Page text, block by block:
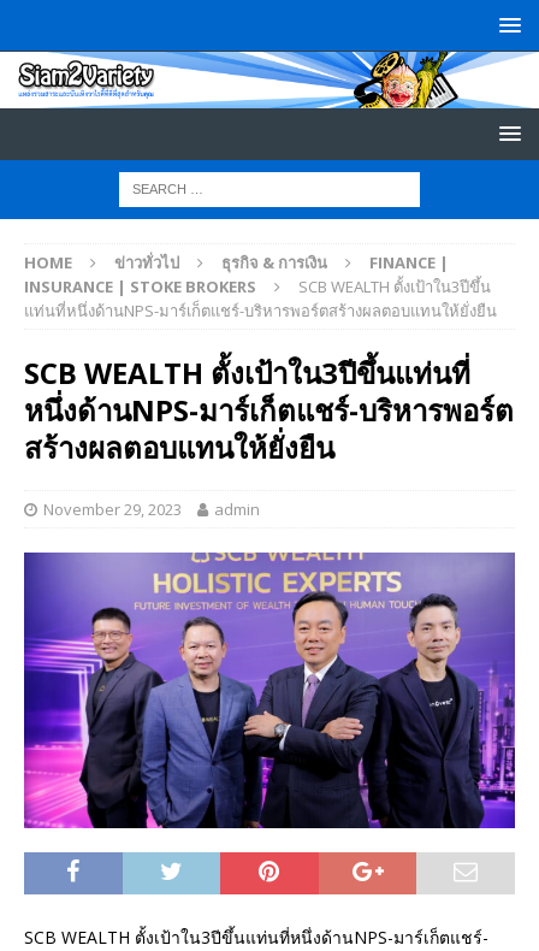
HOME ข่าวทั่วไป ธุรกิจ & การเงิน
FINANCE |
INSURANCE | STOKE BROKERS
SCB WEALTH ตั้งเป้าใน3ปีขึ้น
แท่นที่หนึ่งด้านNPS-มาร์เก็ตแชร์-บริหารพอร์ตสร้างผลตอบแทนให้ยั่งยืน
SCB WEALTH ตั้งเป้าใน3ปีขึ้นแท่นที่
หนึ่งด้านNPS-มาร์เก็ตแชร์-บริหารพอร์ต
สร้างผลตอบแทนให้ยั่งยืน
November 29, 2023 admin
SCB WEALTH ตั้งเป้าใน3ปีขึ้นแท่นที่หนึ่งด้านNPS-มาร์เก็ตแชร์-